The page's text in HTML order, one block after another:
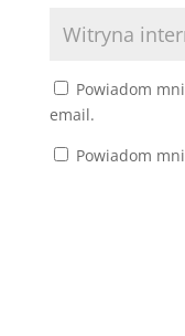
Powiadom
email.
Powiadom